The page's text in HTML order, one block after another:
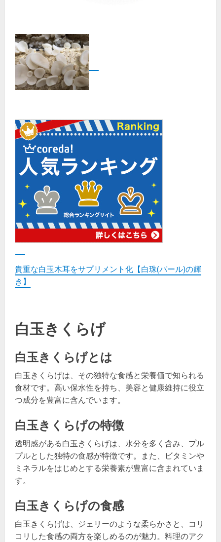
貴重な白玉木耳をサプリメント化【白珠(パール)の輝
き】
白玉きくらげ
白玉きくらげとは
白玉きくらげは、その独特な食感と栄養価で知られる
食材です。高い保水性を持ち、美容と健康維持に役立
つ成分を豊富に含んでいます。
白玉きくらげの特徴
透明感がある白玉きくらげは、水分を多く含み、プル
プルとした独特の食感が特徴です。また、ビタミンや
ミネラルをはじめとする栄養素が豊富に含まれていま
す。
白玉きくらげの食感
白玉きくらげは、ジェリーのような柔らかさと、コリ
コリした食感の両方を楽しめるのが魅力。料理のアク